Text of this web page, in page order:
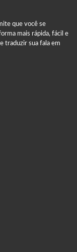
que você se
mais rápida, fácil e
traduzir sua fala em